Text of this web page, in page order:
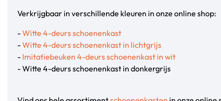
Verkrijgbaar in verschillende kleuren in onze online shop:
-Witte 4-deurs schoenenkast
-Witte 4-deurs schoenenkast in lichtgrijs
- Imitatiebeuken 4-deurs schoenenkast in wit
- Witte 4-deurs schoenenkast in donkergrijs